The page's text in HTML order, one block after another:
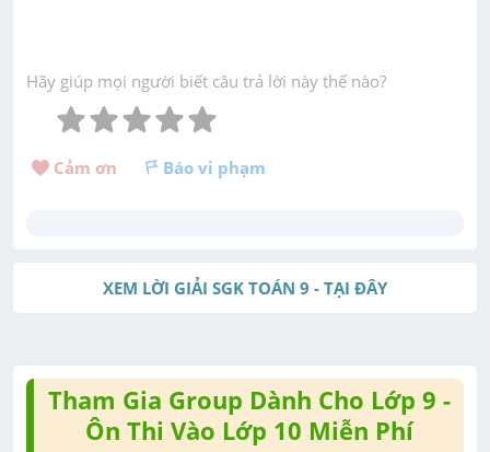
Hãy giúp mọi người biết câu trả lời này thế nào?
Cảm ơn Báo vi phạm
XEM LỜI GIẢI SGK TOÁN 9 - TẠI ĐÂY
Tham Gia Group Dành Cho Lớp 9 -
Ôn Thi Vào Lớp 10 Miễn Phí